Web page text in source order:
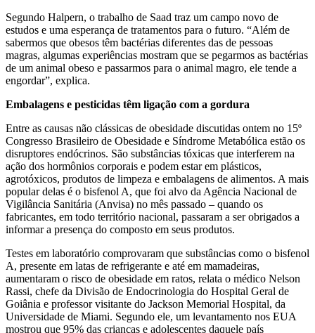
Segundo Halpern, o trabalho de Saad traz um campo novo de
estudos e uma esperança de tratamentos para o futuro. “Além de
sabermos que obesos têm bactérias diferentes das de pessoas
magras, algumas experiências mostram que se pegarmos as bactérias
de um animal obeso e passarmos para o animal magro, ele tende a
engordar”, explica.
Embalagens e pesticidas têm ligação com a gordura
Entre as causas não clássicas de obesidade discutidas ontem no 15º
Congresso Brasileiro de Obesidade e Síndrome Metabólica estão os
disruptores endócrinos. São substâncias tóxicas que interferem na
ação dos hormônios corporais e podem estar em plásticos,
agrotóxicos, produtos de limpeza e embalagens de alimentos. A mais
popular delas é o bisfenol A, que foi alvo da Agência Nacional de
Vigilância Sanitária (Anvisa) no mês passado – quando os
fabricantes, em todo território nacional, passaram a ser obrigados a
informar a presença do composto em seus produtos.
Testes em laboratório comprovaram que substâncias como o bisfenol
A, presente em latas de refrigerante e até em mamadeiras,
aumentaram o risco de obesidade em ratos, relata o médico Nelson
Rassi, chefe da Divisão de Endocrinologia do Hospital Geral de
Goiânia e professor visitante do Jackson Memorial Hospital, da
Universidade de Miami. Segundo ele, um levantamento nos EUA
mostrou que 95% das crianças e adolescentes daquele país